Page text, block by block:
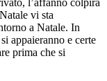
vi sta
a Natale. In
appaieranno e certe
prima che si